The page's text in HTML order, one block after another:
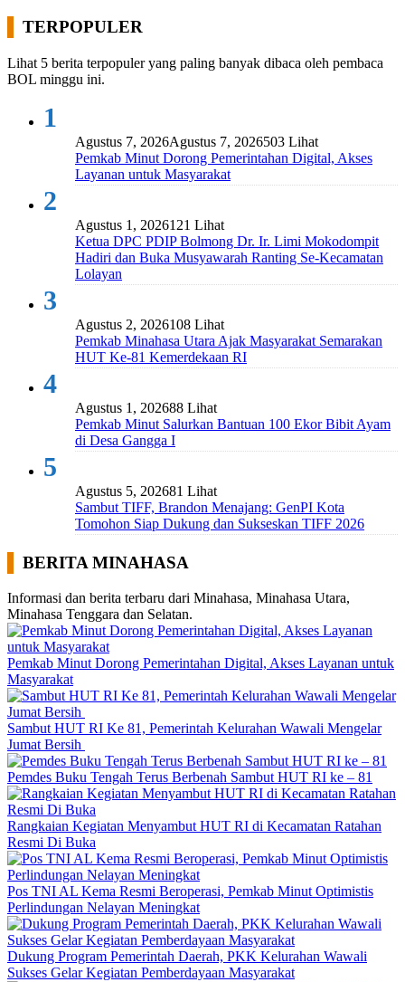
TERPOPULER
Lihat 5 berita terpopuler yang paling banyak dibaca oleh pembaca
BOL minggu ini.
1
Agustus 7, 2026Agustus 7, 2026503 Lihat
Pemkab Minut Dorong Pemerintahan Digital, Akses
Layanan untuk Masyarakat
2
Agustus 1, 2026121 Lihat
Ketua DPC PDIP Bolmong Dr. Ir. Limi Mokodompit
Hadiri dan Buka Musyawarah Ranting Se-Kecamatan
Lolayan
3
Agustus 2, 2026108 Lihat
Pemkab Minahasa Utara Ajak Masyarakat Semarakan
HUT Ke-81 Kemerdekaan RI
4
Agustus 1, 202688 Lihat
Pemkab Minut Salurkan Bantuan 100 Ekor Bibit Ayam
di Desa Gangga I
5
Agustus 5, 202681 Lihat
Sambut TIFF, Brandon Menajang: ​GenPI Kota
Tomohon Siap Dukung dan Sukseskan TIFF 2026
BERITA MINAHASA
Informasi dan berita terbaru dari Minahasa, Minahasa Utara,
Minahasa Tenggara dan Selatan.
Pemkab Minut Dorong Pemerintahan Digital, Akses Layanan untuk
Masyarakat
Sambut HUT RI Ke 81, Pemerintah Kelurahan Wawali Mengelar
Jumat Bersih
Pemdes Buku Tengah Terus Berbenah Sambut HUT RI ke – 81
Rangkaian Kegiatan Menyambut HUT RI di Kecamatan Ratahan
Resmi Di Buka
Pos TNI AL Kema Resmi Beroperasi, Pemkab Minut Optimistis
Perlindungan Nelayan Meningkat
Dukung Program Pemerintah Daerah, PKK Kelurahan Wawali
Sukses Gelar Kegiatan Pemberdayaan Masyarakat